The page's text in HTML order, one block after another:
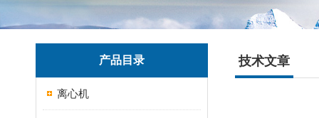
产品目录
离心机
技术文章